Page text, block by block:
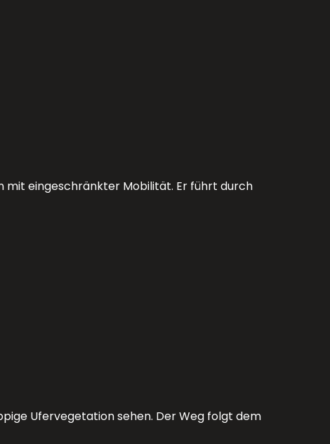
mit eingeschränkter Mobilität. Er führt durch
Ufervegetation sehen. Der Weg folgt dem